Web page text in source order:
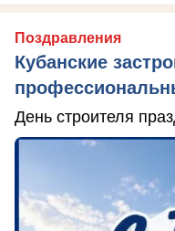
Поздравления
Кубанские
День строителя